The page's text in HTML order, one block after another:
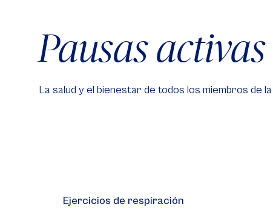
Pausas activas
La salud y el bienestar de todos los miembros de
Ejercicios de respiración